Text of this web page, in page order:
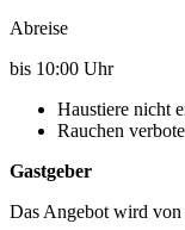
Abreise
bis 10:00 Uhr
Haustiere nicht
Rauchen
Gastgeber
Das Angebot wird von